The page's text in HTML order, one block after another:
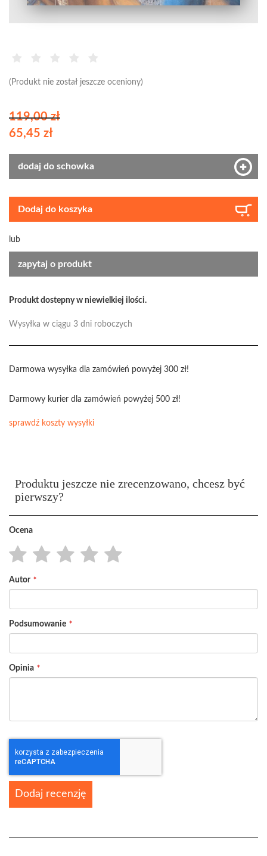
(Produkt nie został jeszcze oceniony)
119,00 zł
65,45 zł
dodaj do schowka
Dodaj do koszyka
lub
zapytaj o produkt
Produkt dostepny w niewielkiej ilości.
Wysyłka w ciągu 3 dni roboczych
Darmowa wysyłka dla zamówień powyżej 300 zł!
Darmowy kurier dla zamówień powyżej 500 zł!
sprawdź koszty wysyłki
Produktu jeszcze nie zrecenzowano, chcesz być
pierwszy?
Ocena
star
stars
stars
stars
stars
Autor
Podsumowanie
Opinia
Dodaj recenzję